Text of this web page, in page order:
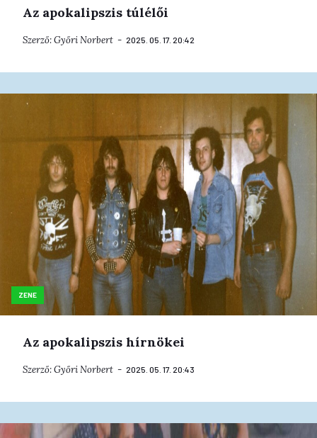
Az apokalipszis túlélői
Szerző:Győri Norbert 2025. 05. 17. 20:42
ZENE
Az apokalipszis hírnökei
Szerző:Győri Norbert 2025. 05. 17. 20:43